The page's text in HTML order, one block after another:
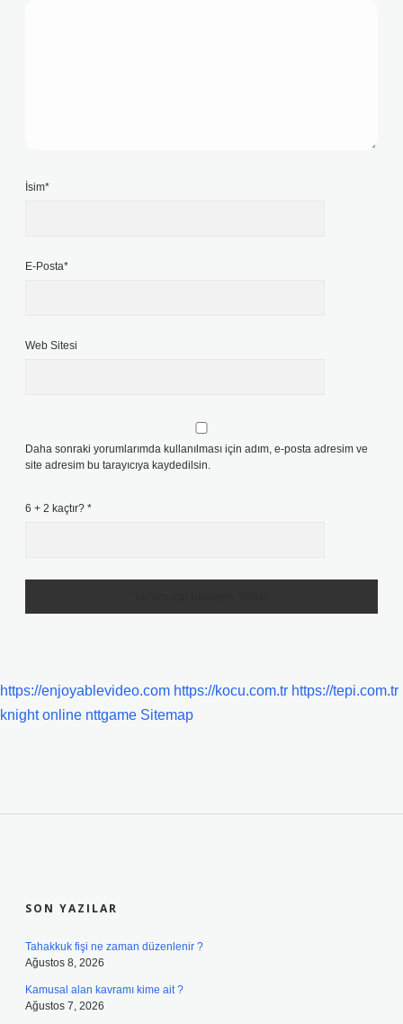
İsim*
E-Posta*
Web Sitesi
Daha sonraki yorumlarımda kullanılması için adım, e-posta adresim ve
site adresim bu tarayıcıya kaydedilsin.
6 + 2 kaçtır? *
https://enjoyablevideo.com https://kocu.com.tr https://tepi.com.tr
knight online nttgame Sitemap
SON YAZILAR
Tahakkuk fişi ne zaman düzenlenir ?
Ağustos 8, 2026
Kamusal alan kavramı kime ait ?
Ağustos 7, 2026